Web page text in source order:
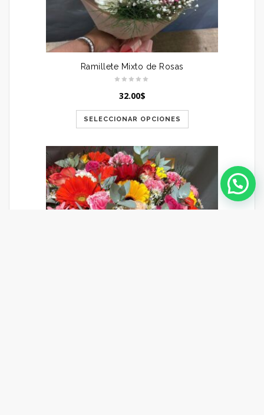
Ramillete Mixto de Rosas
32.00$
SELECCIONAR OPCIONES